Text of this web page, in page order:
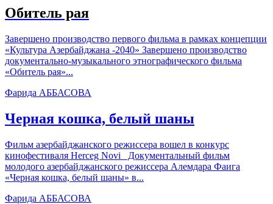
Обитель рая
Завершено производство первого фильма в рамках концепции
«Культура Азербайджана -2040» Завершено производство
документально-музыкального этнографического фильма
«Обитель рая»...
Фарида АББАСОВА
Черная кошка, белый шаны
Фильм азербайджанского режиссера вошел в конкурс
кинофестиваля Herceg Novi Документальный фильм
молодого азербайджанского режиссера Алемдара Фаига
«Черная кошка, белый шаны» в...
Фарида АББАСОВА